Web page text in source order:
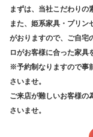
まずは、当社こだわりの
また、姫系家具・プリン
がおりますので、ご自宅
ロがお客様に合った家具
※予約制なりますので事
さいませ。
ご来店が難しいお客様の
さいませ。